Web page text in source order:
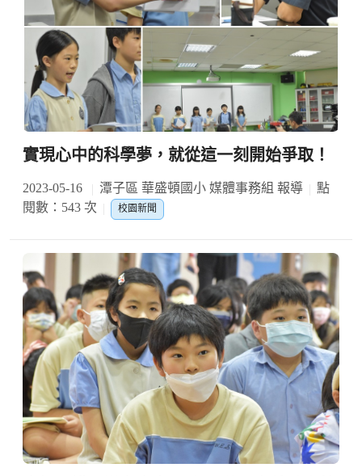
實現心中的科學夢，就從這一刻開始爭取！
2023-05-16 潭子區 華盛頓國小 媒體事務組 報導
點
閱數：543 次
校園新聞